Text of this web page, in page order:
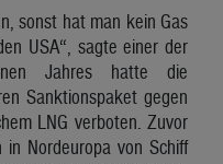
sonst hat man kein Gas
USA“, sagte einer der
Jahres hatte die
Sanktionspaket gegen
LNG verboten. Zuvor
in Nordeuropa von Schiff